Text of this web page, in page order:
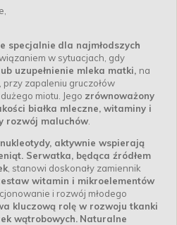
specjalnie dla najmłodszych
w sytuacjach, gdy
uzupełnienie mleka matki, na
przy zapaleniu gruczołów
miotu. Jego zrównoważony
białka mleczne, witaminy i
rozwój maluchów
nukleotydy, aktywnie wspierają
Serwatka, będąca źródłem
, stanowi doskonały zamiennik
witamin i mikroelementów
i rozwój młodego
kluczową rolę w rozwoju tkanki
wątrobowych. Naturalne